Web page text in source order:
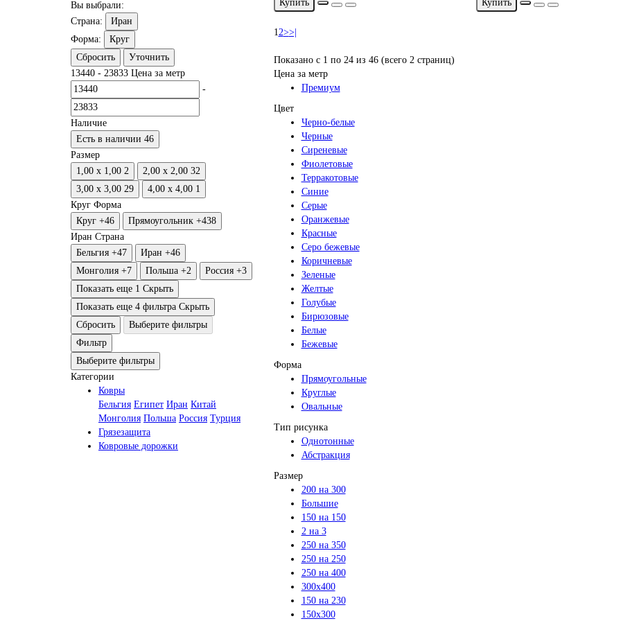
Вы выбрали:
Страна:
Иран
Форма:
Круг
Сбросить
Уточнить
13440 - 23833 Цена за метр
-
Наличие
Есть в наличии 46
Размер
1,00 x 1,00 2 2,00 x 2,00 32
3,00 x 3,00 29 4,00 x 4,00 1
Круг Форма
Круг +46 Прямоугольник +438
Иран Страна
Бельгия +47 Иран +46
Монголия +7 Польша +2 Россия +3
Показать еще 1 Скрыть
Показать еще 4 фильтра Скрыть
Сбросить
Выберите фильтры
Фильтр
Выберите фильтры
Категории
Ковры
Бельгия Египет Иран Китай
Монголия Польша Россия Турция
Грязезащита
Ковровые дорожки
Купить
Купить
1 2>>|
Показано с 1 по 24 из 46 (всего 2 страниц)
Цена за метр
Премиум
Цвет
Черно-белые
Черные
Сиреневые
Фиолетовые
Терракотовые
Синие
Серые
Оранжевые
Красные
Серо бежевые
Коричневые
Зеленые
Желтые
Голубые
Бирюзовые
Белые
Бежевые
Форма
Прямоугольные
Круглые
Овальные
Тип рисунка
Однотонные
Абстракция
Размер
200 на 300
Большие
150 на 150
2 на 3
250 на 350
250 на 250
250 на 400
300х400
150 на 230
150х300